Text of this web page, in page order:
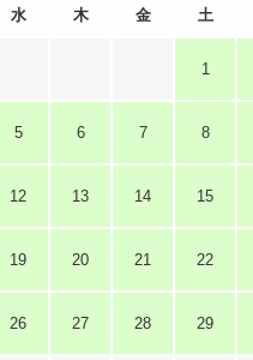
水 木 金 土
1
5 6 7 8
12 13 14 15
19 20 21 22
26 27 28 29